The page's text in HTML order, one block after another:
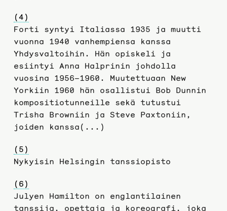
(4)
Forti syntyi Italiassa 1935 ja muutti
vuonna 1940 vanhempiensa kanssa
Yhdysvaltoihin. Hän opiskeli ja
esiintyi Anna Halprinin johdolla
vuosina 1956–1960. Muutettuaan New
Yorkiin 1960 hän osallistui Bob Dunnin
kompositiotunneille sekä tutustui
Trisha Browniin ja Steve Paxtoniin,
joiden kanssa(...)
(5)
Nykyisin Helsingin tanssiopisto
(6)
Julyen Hamilton on englantilainen
tanssija, opettaja ja koreografi, joka